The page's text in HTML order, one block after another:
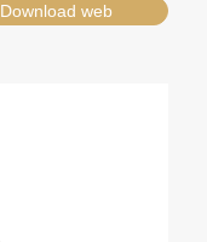
Download web